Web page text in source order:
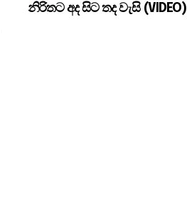
නිරිතට අද සිට තද වැසි (VIDEO)